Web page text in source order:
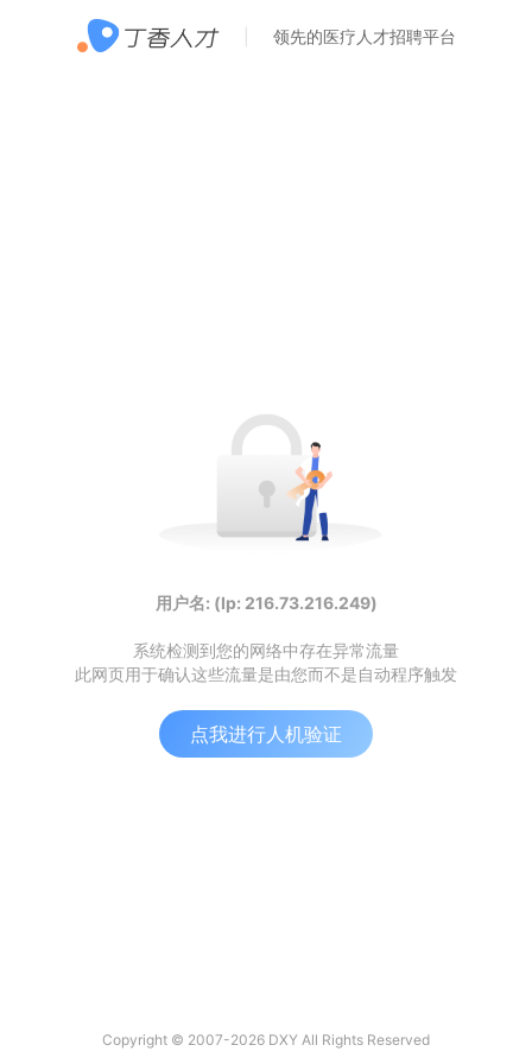
领先的医疗人才招聘平台
用户名: (Ip: 216.73.216.249)
系统检测到您的网络中存在异常流量
此网页用于确认这些流量是由您而不是自动程序触发
点我进行人机验证
Copyright © 2007-2026 DXY All Rights Reserved